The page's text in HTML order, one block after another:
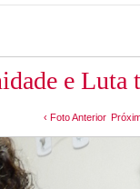
e
‹ Foto Anterior